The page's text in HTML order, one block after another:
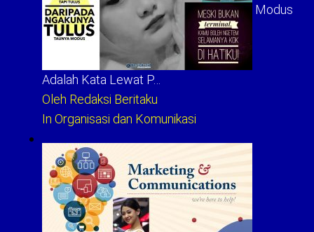
Modus
Adalah Kata Lewat P…
Oleh Redaksi Beritaku
In Organisasi dan Komunikasi